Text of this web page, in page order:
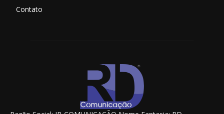
Contato